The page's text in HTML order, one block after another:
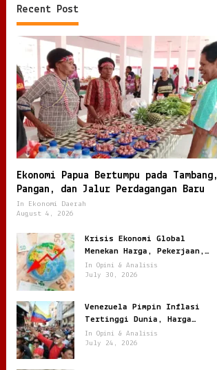
Recent Post
Ekonomi Papua Bertumpu pada Tambang,
Pangan, dan Jalur Perdagangan Baru
In Ekonomi Daerah
August 4, 2026
Krisis Ekonomi Global
Menekan Harga, Pekerjaan,
dan Daya Beli Masyarakat
In Opini & Analisis
July 30, 2026
Venezuela Pimpin Inflasi
Tertinggi Dunia, Harga
Melonjak Ratusan Persen
In Opini & Analisis
July 24, 2026